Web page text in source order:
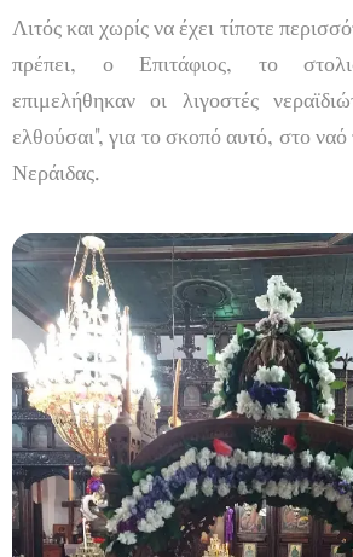
Λιτός και χωρίς να έχει τίποτε
πρέπει, ο Επιτάφιος, το
επιμελήθηκαν οι λιγοστές
ελθούσαι", για το σκοπό αυτό, στο
Νεράιδας.